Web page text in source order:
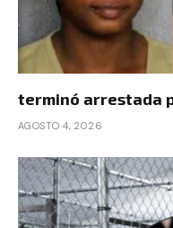
terminó arrestada
AGOSTO 4, 2026